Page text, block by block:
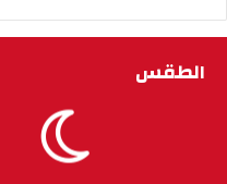
الطقس